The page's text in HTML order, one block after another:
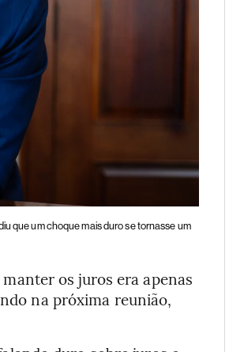
que um choque mais duro se tornasse um
os juros era apenas
na próxima reunião,